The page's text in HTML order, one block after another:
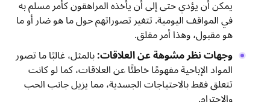
يمكن أن يؤدي حتى إلى أن يأخذه المراهقون كأمر مسلم به
في المواقف اليومية. تتغير تصوراتهم حول ما هو ضار أو ما
هو مقبول، وهذا أمر مقلق.
وجهات نظر مشوهة عن العلاقات:بالمثل، غالبًا ما تصور
المواد الإباحية مفهومًا خاطئًا عن العلاقات، كما لو كانت
تتعلق فقط بالاحتياجات الجسدية، مما يزيل جانب الحب